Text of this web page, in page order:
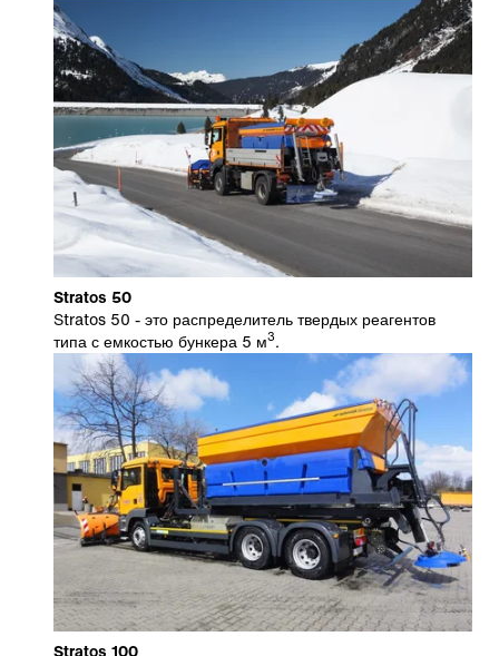
Stratos 50
Stratos 50 - это распределитель твердых реагентов
типа с емкостью бункера 5 м3.
Stratos 100